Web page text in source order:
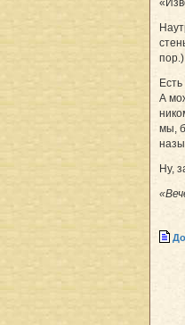
А
мы,
Ну,